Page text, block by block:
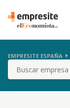
EMPRESITE ESPAÑA
Buscar